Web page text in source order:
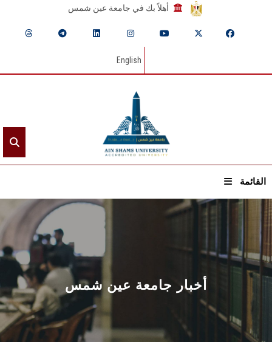
أهلاً بك في جامعة عين شمس
English
القائمة
الرئيسيـة
عن الجامعة
القطاعـات
الشئون الأكاديمية
أخبار جامعة عين شمس